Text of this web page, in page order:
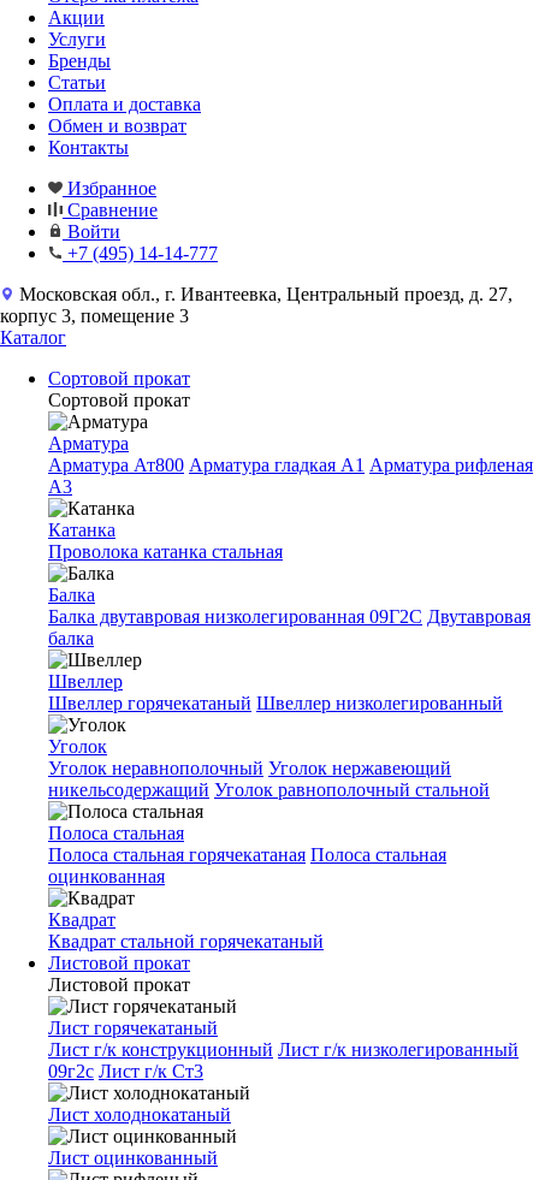
Акции
Услуги
Бренды
Статьи
Оплата и доставка
Обмен и возврат
Контакты
Избранное
Сравнение
Войти
+7 (495) 14-14-777
Московская обл., г. Ивантеевка, Центральный проезд, д. 27,
корпус 3, помещение 3
Каталог
Сортовой прокат
Сортовой прокат
Арматура
Арматура Ат800 Арматура гладкая A1 Арматура рифленая
A3
Катанка
Проволока катанка стальная
Балка
Балка двутавровая низколегированная 09Г2С Двутавровая
балка
Швеллер
Швеллер горячекатаный Швеллер низколегированный
Уголок
Уголок неравнополочный Уголок нержавеющий
никельсодержащий Уголок равнополочный стальной
Полоса стальная
Полоса стальная горячекатаная Полоса стальная
оцинкованная
Квадрат
Квадрат стальной горячекатаный
Листовой прокат
Листовой прокат
Лист горячекатаный
Лист г/к конструкционный Лист г/к низколегированный
09г2с Лист г/к Ст3
Лист холоднокатаный
Лист оцинкованный